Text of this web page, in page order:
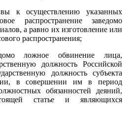
к осуществлению указанных
распространение заведомо
а равно их изготовление или
распространения;
ложное обвинение лица,
должность Российской
должность субъекта
в совершении им в период
обязанностей деяний,
статье и являющихся